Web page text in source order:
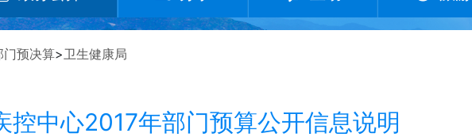
门预决算>卫生健康局
控中心2017年部门预算公开信息说明